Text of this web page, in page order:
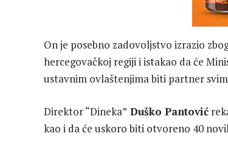
On je posebno zadovoljstvo izrazio
hercegovačkoj regiji i istakao da će
ustavnim ovlaštenjima biti partner
Direktor “Dineka” Duško Pantović
kao i da će uskoro biti otvoreno 40